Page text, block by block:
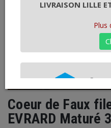
Coeur de Faux
EVRARD Maturé